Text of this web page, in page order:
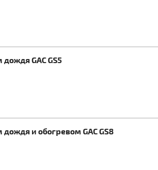
GAC GS5
и обогревом GAC GS8